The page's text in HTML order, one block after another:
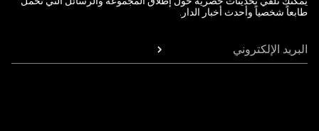
طابعاً شخصياً وأحدث أخبار الدار.
البريد الإلكتروني